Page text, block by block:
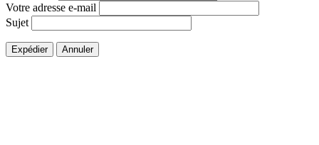
Votre adresse e-mail
Sujet
Expédier Annuler